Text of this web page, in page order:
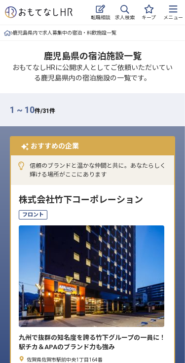
転職相談 求人検索 キープ メニュー
求人・施設を探す
キープした求人
おもてなしHRについて
ご利用の流れ
よくある質問
ホテル・宿泊業界情報コラム
無料 転職サポートに申し込む
採用をお考えの企業様へ
鹿児島県内で求人募集中の宿泊・料飲施設一覧
鹿児島県の宿泊施設一覧
おもてなしHRに公開求人としてご依頼いただいてい
る鹿児島県内の宿泊施設の一覧です。
1 ~ 10件/31 件
おすすめの企業
信頼のブランドと温かな仲間と共に。あなたらしく
輝ける場所がここにあります
株式会社竹下コーポレーション
フロント
九州で抜群の知名度を誇る竹下グループの一員に！
駅チカ＆APAのブランド力も強み
佐賀県佐賀市駅前中央1丁目164番